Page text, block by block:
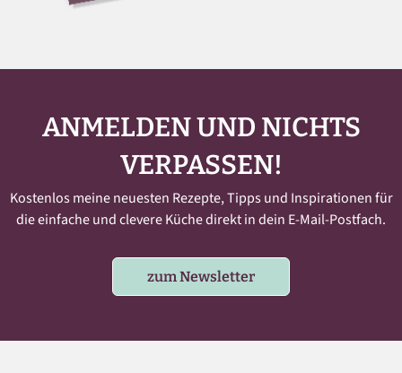
ANMELDEN UND NICHTS
VERPASSEN!
Kostenlos meine neuesten Rezepte, Tipps und Inspirationen für
die einfache und clevere Küche direkt in dein E-Mail-Postfach.
zum Newsletter